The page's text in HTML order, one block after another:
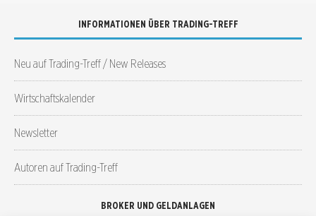
INFORMATIONEN ÜBER TRADING-TREFF
Neu auf Trading-Treff / New Releases
Wirtschaftskalender
Newsletter
Autoren auf Trading-Treff
BROKER UND GELDANLAGEN